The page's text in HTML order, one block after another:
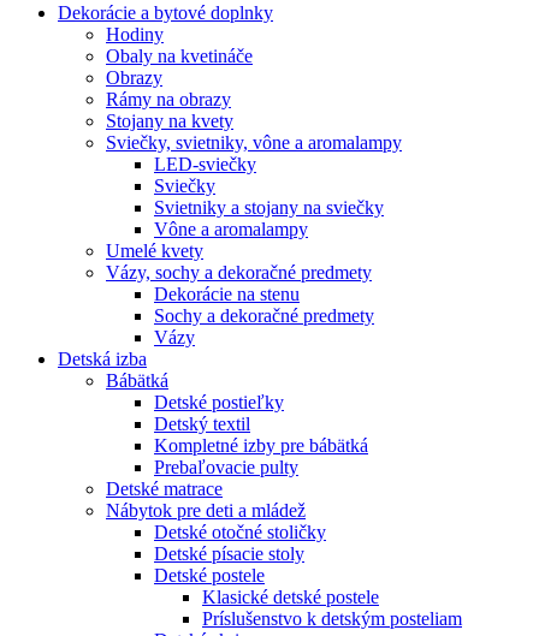
Dekorácie a bytové doplnky
Hodiny
Obaly na kvetináče
Obrazy
Rámy na obrazy
Stojany na kvety
Sviečky, svietniky, vône a aromalampy
LED-sviečky
Sviečky
Svietniky a stojany na sviečky
Vône a aromalampy
Umelé kvety
Vázy, sochy a dekoračné predmety
Dekorácie na stenu
Sochy a dekoračné predmety
Vázy
Detská izba
Bábätká
Detské postieľky
Detský textil
Kompletné izby pre bábätká
Prebaľovacie pulty
Detské matrace
Nábytok pre deti a mládež
Detské otočné stoličky
Detské písacie stoly
Detské postele
Klasické detské postele
Príslušenstvo k detským posteliam